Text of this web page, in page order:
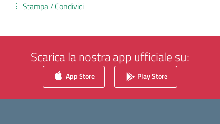
Stampa / Condividi
Scarica la nostra app ufficiale su:
App Store Play Store